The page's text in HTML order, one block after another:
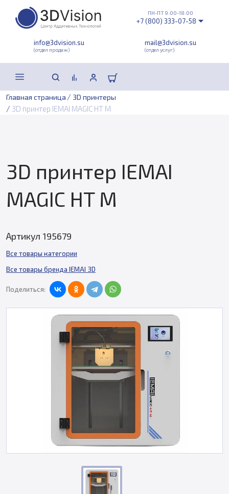
info@3dvision.su
(отдел продаж)
mail@3dvision.su
(отдел услуг)
ПН-ПТ 9:00-18:00
+7 (800) 333-07-58
Главная страница / 3D принтеры
/ 3D принтер IEMAI MAGIC HT M
3D принтер IEMAI
MAGIC HT M
Артикул 195679
Все товары категории
Все товары бренда IEMAI 3D
Поделиться: